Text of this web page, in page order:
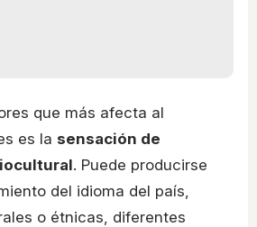
que más afecta al
es la sensación de
. Puede producirse
del idioma del país,
o étnicas, diferentes